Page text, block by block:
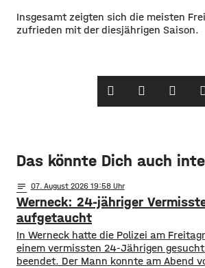
Insgesamt zeigten sich die meisten
zufrieden mit der diesjährigen Saison.
Das könnte Dich auch
notes 07. August 2026 19:58
Werneck: 24-jähriger
aufgetaucht
In Werneck hatte die Polizei am
einem vermissten 24-Jährigen
beendet. Der Mann konnte am Abend